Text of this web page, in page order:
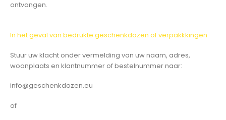
ontvangen.
In het geval van bedrukte geschenkdozen of verpakkkingen:
Stuur uw klacht onder vermelding van uw naam, adres,
woonplaats en klantnummer of bestelnummer naar:
info@geschenkdozen.eu
of